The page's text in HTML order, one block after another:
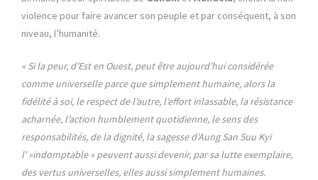
violence pour faire avancer son peuple et par conséquent, à son
niveau, l’humanité.
« Si la peur, d’Est en Ouest, peut être aujourd’hui considérée
comme universelle parce que simplement humaine, alors la
fidélité à soi, le respect de l’autre, l’effort inlassable, la résistance
acharnée, l’action humblement quotidienne, le sens des
responsabilités, de la dignité, la sagesse d’Aung San Suu Kyi
l' »indomptable » peuvent aussi devenir, par sa lutte exemplaire,
des vertus universelles, elles aussi simplement humaines.